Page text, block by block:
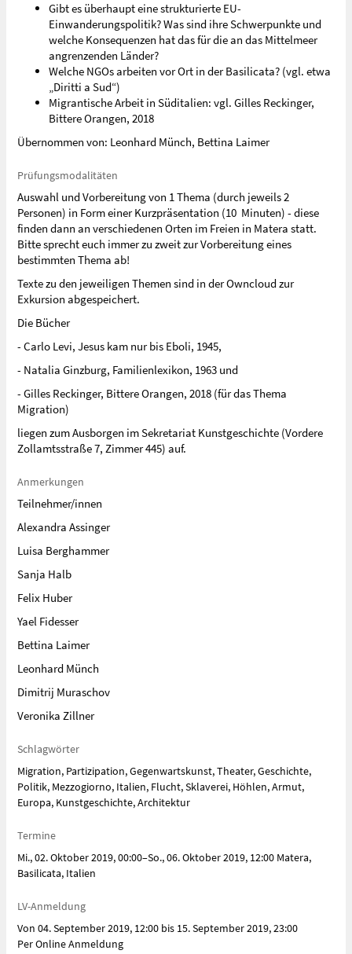
Gibt es überhaupt eine strukturierte EU-
Einwanderungspolitik? Was sind ihre Schwerpunkte und
welche Konsequenzen hat das für die an das Mittelmeer
angrenzenden Länder?
Welche NGOs arbeiten vor Ort in der Basilicata? (vgl. etwa
„Diritti a Sud“)
Migrantische Arbeit in Süditalien: vgl. Gilles Reckinger,
Bittere Orangen, 2018
Übernommen von: Leonhard Münch, Bettina Laimer
Prüfungsmodalitäten
Auswahl und Vorbereitung von 1 Thema (durch jeweils 2
Personen) in Form einer Kurzpräsentation (10 Minuten) - diese
finden dann an verschiedenen Orten im Freien in Matera statt.
Bitte sprecht euch immer zu zweit zur Vorbereitung eines
bestimmten Thema ab!
Texte zu den jeweiligen Themen sind in der Owncloud zur
Exkursion abgespeichert.
Die Bücher
- Carlo Levi, Jesus kam nur bis Eboli, 1945,
- Natalia Ginzburg, Familienlexikon, 1963 und
- Gilles Reckinger, Bittere Orangen, 2018 (für das Thema
Migration)
liegen zum Ausborgen im Sekretariat Kunstgeschichte (Vordere
Zollamtsstraße 7, Zimmer 445) auf.
Anmerkungen
Teilnehmer/innen
Alexandra Assinger
Luisa Berghammer
Sanja Halb
Felix Huber
Yael Fidesser
Bettina Laimer
Leonhard Münch
Dimitrij Muraschov
Veronika Zillner
Schlagwörter
Migration, Partizipation, Gegenwartskunst, Theater, Geschichte,
Politik, Mezzogiorno, Italien, Flucht, Sklaverei, Höhlen, Armut,
Europa, Kunstgeschichte, Architektur
Termine
Mi., 02. Oktober 2019, 00:00–So., 06. Oktober 2019, 12:00 Matera,
Basilicata, Italien
LV-Anmeldung
Von 04. September 2019, 12:00 bis 15. September 2019, 23:00
Per Online Anmeldung